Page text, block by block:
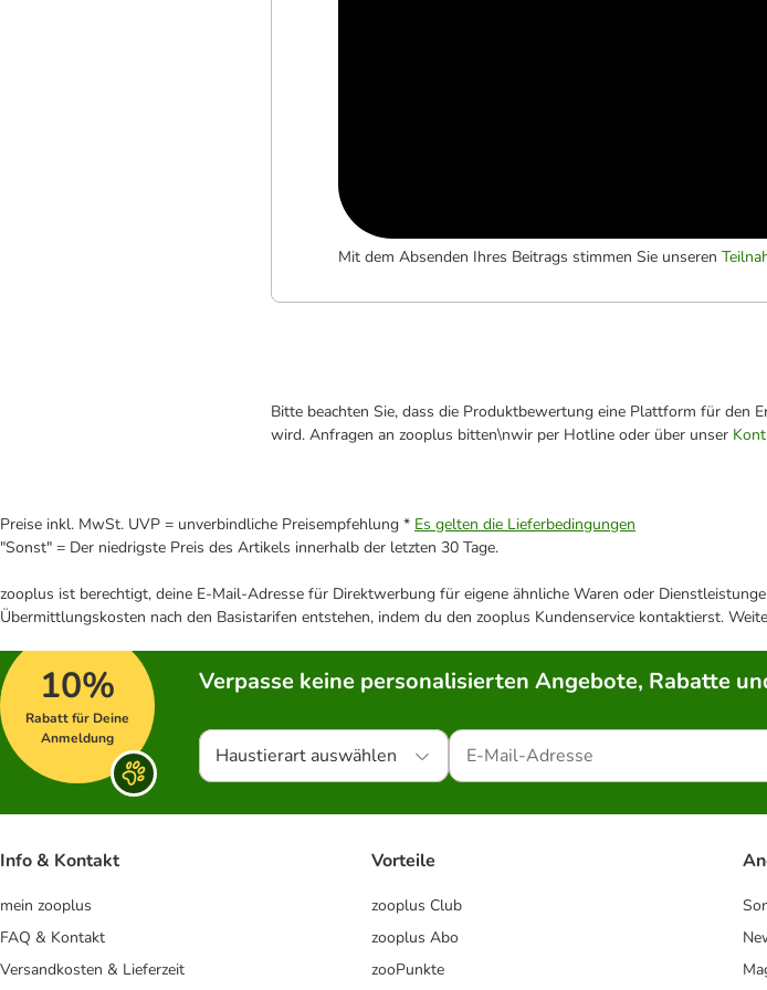
Mit dem Absenden Ihres Beitrags stimmen Sie unseren
Bitte beachten Sie, dass die Produktbewertung eine Plattform für den
wird. Anfragen an zooplus bitten\nwir per Hotline oder über unser
Preise inkl. MwSt. UVP = unverbindliche Preisempfehlung * Es gelten die Lieferbedingungen
"Sonst" = Der niedrigste Preis des Artikels innerhalb der letzten 30 Tage.
zooplus ist berechtigt, deine E-Mail-Adresse für Direktwerbung für eigene ähnliche Waren oder
Übermittlungskosten nach den Basistarifen entstehen, indem du den zooplus Kundenservice kontaktierst.
10%
Rabatt für Deine
Anmeldung
Verpasse keine personalisierten Angebote, Rabatte
Haustierart auswählen
Info & Kontakt
mein zooplus
FAQ & Kontakt
Versandkosten & Lieferzeit
Vorteile
zooplus Club
zooplus Abo
zooPunkte